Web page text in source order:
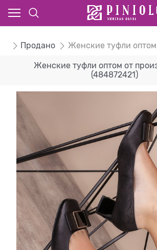
Продано Женские туфли оптом
Женские туфли оптом от
(484872421)